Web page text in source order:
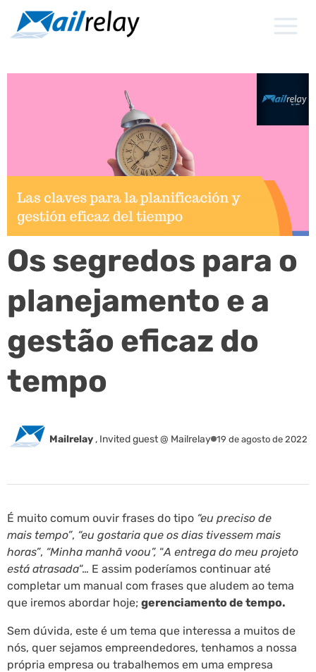
para
Os segredos para o
planejamento e a
gestão eficaz do
tempo
Mailrelay , Invited guest @ Mailrelay 19 de agosto de 2022
É muito comum ouvir frases do tipo “eu preciso de
mais tempo”, “eu gostaria que os dias tivessem mais
horas”, “Minha manhã voou”, “A entrega do meu projeto
está atrasada“… E assim poderíamos continuar até
completar um manual com frases que aludem ao tema
que iremos abordar hoje; gerenciamento de tempo.
Sem dúvida, este é um tema que interessa a muitos de
nós, quer sejamos empreendedores, tenhamos a nossa
própria empresa ou trabalhemos em uma empresa